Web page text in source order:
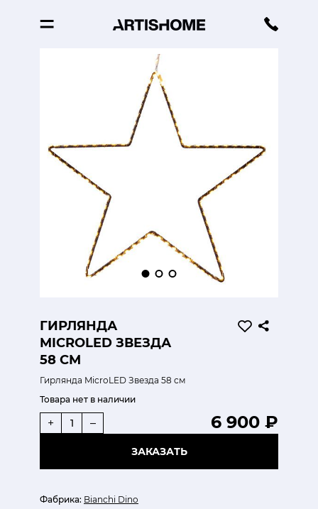
ГИРЛЯНДА
MICROLED ЗВЕЗДА
58 СМ
Гирлянда MicroLED Звезда 58 см
Фабрика: Bianchi Dino
Товара нет в наличии
6 900 ₽
+ –
ЗАКАЗАТЬ